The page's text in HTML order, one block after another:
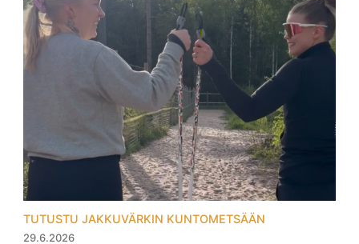
TUTUSTU JAKKUVÄRKIN KUNTOMETSÄÄN
29.6.2026